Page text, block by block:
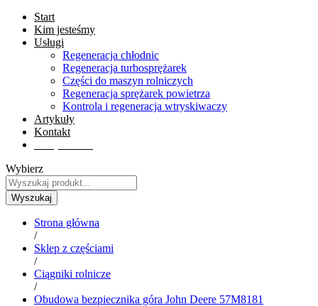
Start
Kim jesteśmy
Usługi
Regeneracja chłodnic
Regeneracja turbosprężarek
Części do maszyn rolniczych
Regeneracja sprężarek powietrza
Kontrola i regeneracja wtryskiwaczy
Artykuły
Kontakt
Wybierz
Wyszukaj
Strona główna
/
Sklep z częściami
/
Ciągniki rolnicze
/
Obudowa bezpiecznika góra John Deere 57M8181